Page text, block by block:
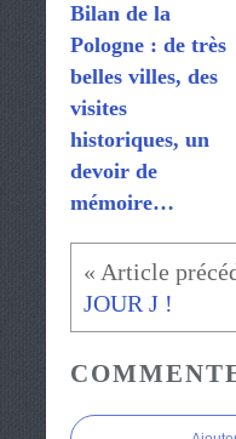
Bilan de la
Pologne : de très
belles villes, des
visites
historiques, un
devoir de
mémoire…
JOUR J !